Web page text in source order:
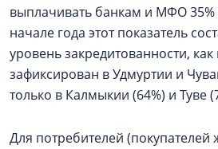
выплачивать банкам и МФО 35%
начале года этот показатель
уровень закредитованности,
зафиксирован в Удмуртии и
только в Калмыкии (64%) и Туве
Для потребителей (покупателей